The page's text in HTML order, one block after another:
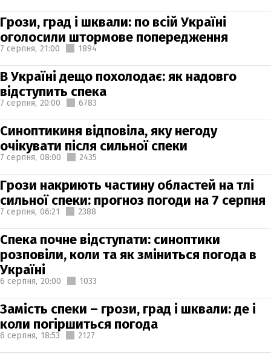
Грози, град і шквали: по всій Україні
оголосили штормове попередження
7 серпня, 21:00 1894
В Україні дещо похолодає: як надовго
відступить спека
7 серпня, 20:00 6783
Синоптикиня відповіла, яку негоду
очікувати після сильної спеки
7 серпня, 08:00 2435
Грози накриють частину областей на тлі
сильної спеки: прогноз погоди на 7 серпня
7 серпня, 06:21 2388
Спека почне відступати: синоптики
розповіли, коли та як зміниться погода в
Україні
6 серпня, 20:00 1033
Замість спеки – грози, град і шквали: де і
коли погіршиться погода
6 серпня, 18:53 2127